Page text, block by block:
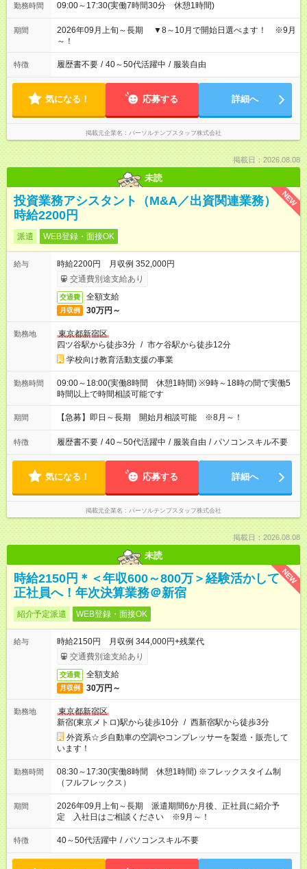
勤務時間 09:00～17:30(実働7時間30分 休憩1時間)
期間
2026年09月上旬～長期 ▼8～10月で開始日選べます！ ※9月
～！
特徴 履歴書不要 / 40～50代活躍中 / 服装自由
気になる！ 応募する 詳細へ
掲載元企業名 パーソルテンプスタッフ株式会社
掲載日：2026.08.08
未読
NEW
投資業務アシスタント（M&A／出資関連業務）
時給2200円
派遣 WEB登録・面接OK
給与
時給2200円 月収例 352,000円
交通費別途支給あり
交通費 全額支給
月収例 30万円～
勤務地
東京都新宿区
四ツ谷駅から徒歩3分 / 市ケ谷駅から徒歩12分
学校向け教育活動支援の事業
勤務時間
09:00～18:00(実働8時間 休憩1時間) ※9時～18時の間で実働5
時間以上で時間相談可能です
期間 【急募】即日～長期 開始月相談可能 ※8月～！
特徴 履歴書不要 / 40～50代活躍中 / 服装自由 / パソコンスキル不要
気になる！ 応募する 詳細へ
掲載元企業名 パーソルテンプスタッフ株式会社
掲載日：2026.08.08
未読
NEW
時給2150円＊＜年収600～800万＞経験活かして
正社員へ！年次決算業務＠新宿
紹介予定派遣 WEB登録・面接OK
給与
時給2150円 月収例 344,000円+残業代
交通費別途支給あり
交通費 全額支給
月収例 30万円～
勤務地
東京都新宿区
新宿(東京メトロ)駅から徒歩10分 / 西新宿駅から徒歩3分
外資系☆彡自動車の空調やコンプレッサーを製造・販売して
います！
勤務時間
08:30～17:30(実働8時間 休憩1時間) ※フレックスタイム制
（フルフレックス）
期間
2026年09月上旬～長期 派遣期間6か月後、正社員に紹介予
定 入社日はご相談ください ※9月～！
特徴 40～50代活躍中 / パソコンスキル不要